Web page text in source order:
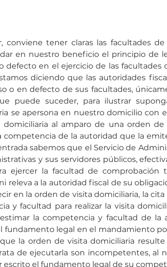
conviene tener claras las facultades
en nuestro beneficio el principio de
defecto en el ejercicio de las facultades
diciendo que las autoridades
o en defecto de sus facultades,
puede suceder, para ilustrar
se apersona en nuestro domicilio con
al amparo de una orden de
de la autoridad que la
sabemos que el Servicio de
y sus servidores públicos,
ejercer la facultad de comprobación
releva a la autoridad fiscal de su
en la orden de visita domiciliaria, la
y facultad para realizar la visita
la competencia y facultad de la
fundamento legal en el mandamiento
la orden de visita domiciliaria
de ejecutarla son incompetentes, al
el fundamento legal de su